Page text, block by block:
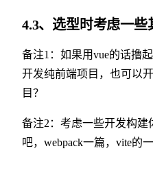
4.3、选型时考虑一些
备注1：如果用vue的话撸
开发纯前端项目，也可以
目？
备注2：考虑一些开发构
吧，webpack一篇，vite的一